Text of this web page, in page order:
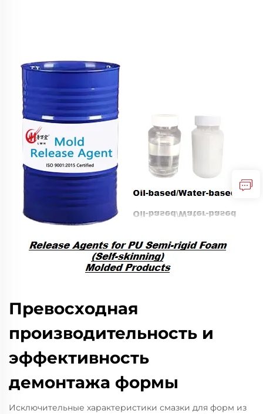
Превосходная
производительность и
эффективность
демонтажа формы
Исключительные характеристики смазки для форм из